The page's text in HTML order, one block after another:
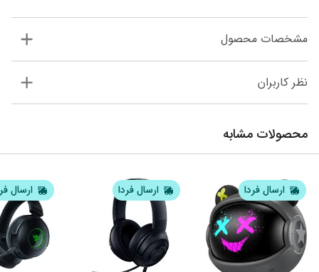
مشخصات محصول
نظر کاربران
محصولات مشابه
ارسال فردا ارسال فردا ارسال